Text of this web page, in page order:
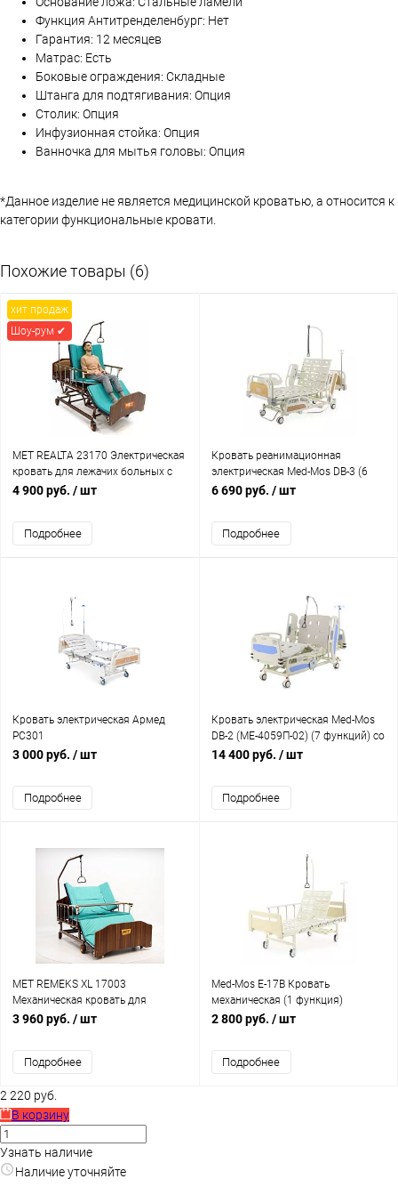
Функция Антитренделенбург: Нет
Гарантия: 12 месяцев
Матрас: Есть
Боковые ограждения: Складные
Штанга для подтягивания: Опция
Столик: Опция
Инфузионная стойка: Опция
Ванночка для мытья головы: Опция
*Данное изделие не является медицинской кроватью, а относится к
категории функциональные кровати.
Похожие товары (6)
хит продаж
Шоу-рум ✔
МЕТ REALTA 23170 Электрическая
кровать для лежачих больных с
переворотом, туалетом,
высоты
4 900 руб. / шт
Подробнее
Кровать реанимационная
электрическая Med-Mos DB-3 (6
функций) (МE-4039Н-01) с
растоматом CPR+аккумулятор
6 690 руб. / шт
Подробнее
Кровать электрическая Армед
РС301
3 000 руб. / шт
Подробнее
Кровать электрическая Med-Mos
DB-2 (MЕ-4059П-02) (7 функций) со
встроенными панелями
ограждениях
14 400 руб. / шт
Подробнее
MET REMEKS XL 17003
Механическая кровать для
лежачих больных с переворотом,
3 960 руб. / шт
Подробнее
Med-Mos E-17B Кровать
механическая (1 функция)
2 800 руб. / шт
Подробнее
2 220 руб.
В корзину
Узнать наличие
Наличие уточняйте